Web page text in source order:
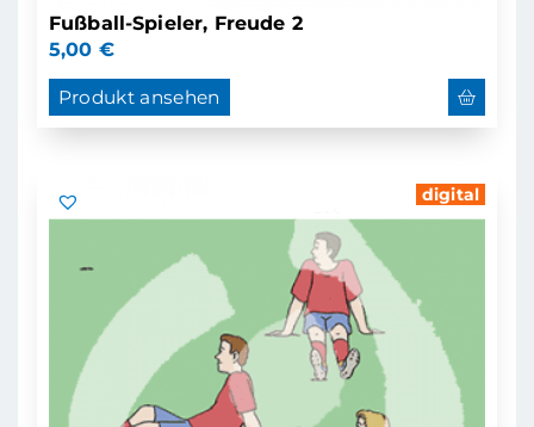
Fußball-Spieler, Freude 2
5,00 €
Produkt ansehen
digital